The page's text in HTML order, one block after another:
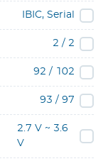
IВІC, Serial
2 / 2
92 / 102
93 / 97
2.7 V ~ 3.6
V